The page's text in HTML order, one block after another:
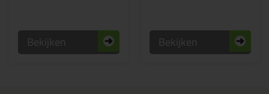
Bekijken Bekijken